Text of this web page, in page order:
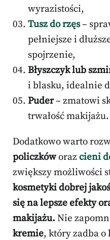
wyrazistości,
Tusz do rzęs–
pełniejsze i
spojrzenie,
Błyszczyk lub
i blasku, idealnie
Puder– zmatowi
trwałość makijażu.
Dodatkowo warto
policzkóworazcieni
zwiększy możliwości
kosmetyki dobrej
się na lepsze efekty
makijażu. Nie
kremie, który zadba